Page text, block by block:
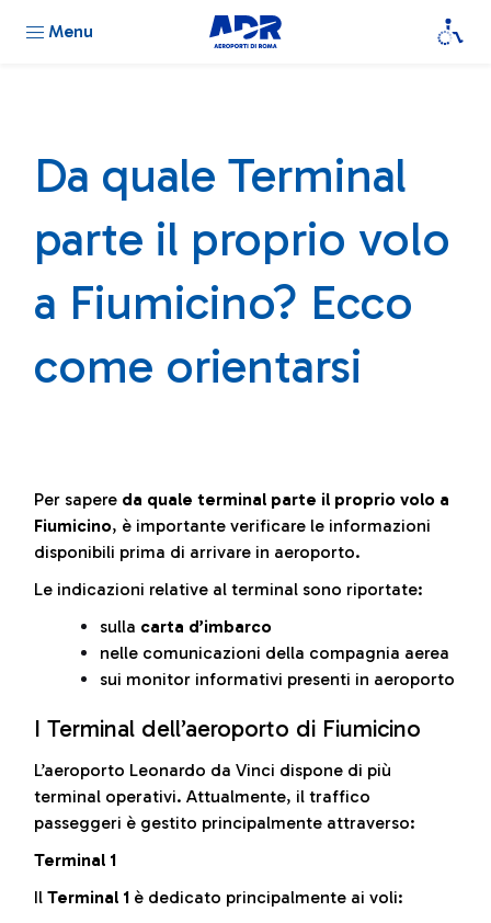
Menu
Da quale Terminal
parte il proprio volo
a Fiumicino? Ecco
come orientarsi
Per sapere da quale terminal parte il proprio volo a
Fiumicino, è importante verificare le informazioni
disponibili prima di arrivare in aeroporto.
Le indicazioni relative al terminal sono riportate:
sulla carta d’imbarco
nelle comunicazioni della compagnia aerea
sui monitor informativi presenti in aeroporto
I Terminal dell’aeroporto di Fiumicino
L’aeroporto Leonardo da Vinci dispone di più
terminal operativi. Attualmente, il traffico
passeggeri è gestito principalmente attraverso:
Terminal 1
Il Terminal 1 è dedicato principalmente ai voli: